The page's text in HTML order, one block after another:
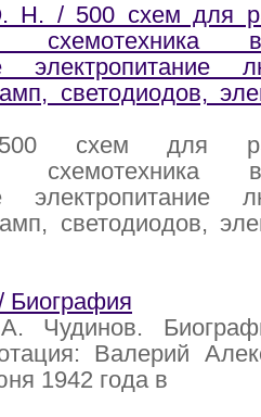
Н. / 500 схем для
схемотехника
электропитание
светодиодов,
схем для
схемотехника
электропитание
светодиодов,
Биография
Чудинов.
Валерий
1942 года в